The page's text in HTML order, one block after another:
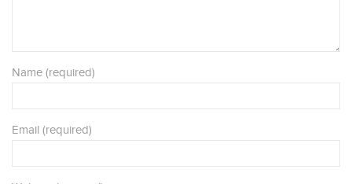
Name (required)
Email (required)